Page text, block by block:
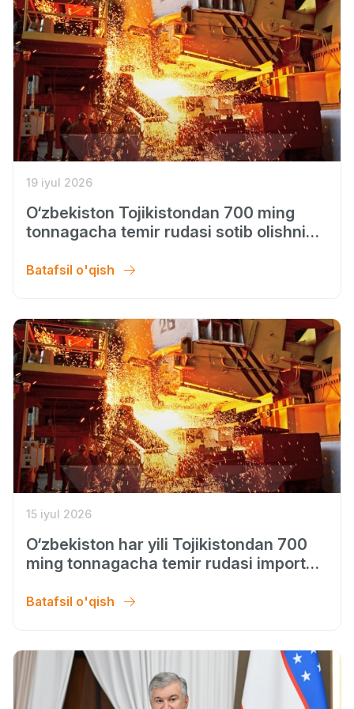
19 iyul 2026
O‘zbekiston Tojikistondan 700 ming
tonnagacha temir rudasi sotib olishni
Batafsil o'qish
15 iyul 2026
O‘zbekiston har yili Tojikistondan 700
ming tonnagacha temir rudasi import
Prezident Shavkat Mirziyoyev.
Batafsil o'qish